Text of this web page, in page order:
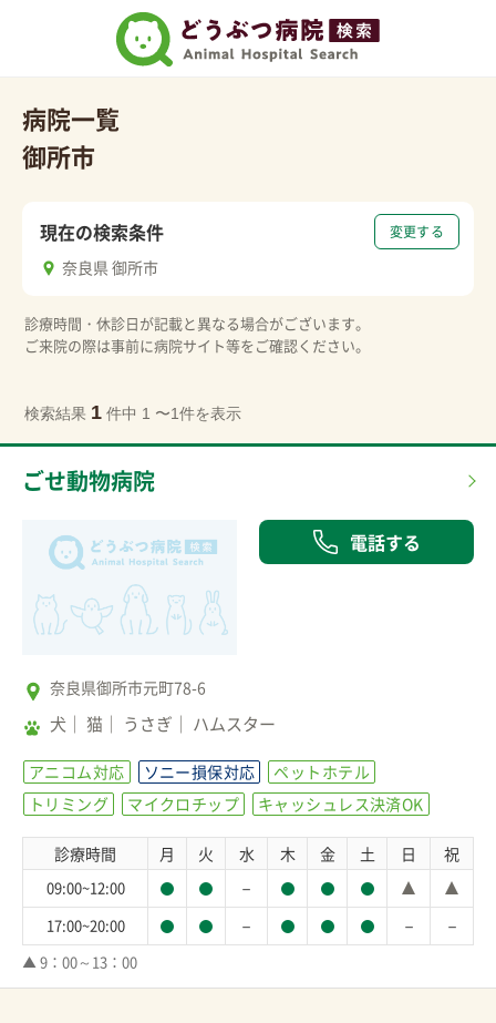
病院一覧
御所市
変更する
現在の検索条件
奈良県 御所市
診療時間・休診日が記載と異なる場合がございます。
ご来院の際は事前に病院サイト等をご確認ください。
検索結果 1 件中 1 〜1件を表示
ごせ動物病院
電話する
奈良県御所市元町78-6
犬 猫 うさぎ ハムスター
アニコム対応 ソニー損保対応
ペットホテル
トリミング
マイクロチップ キャッシュレス決済OK
診療時間 月 火 水 木 金 土 日 祝
09:00~12:00 －
17:00~20:00 － － －
▲ 9：00～13：00